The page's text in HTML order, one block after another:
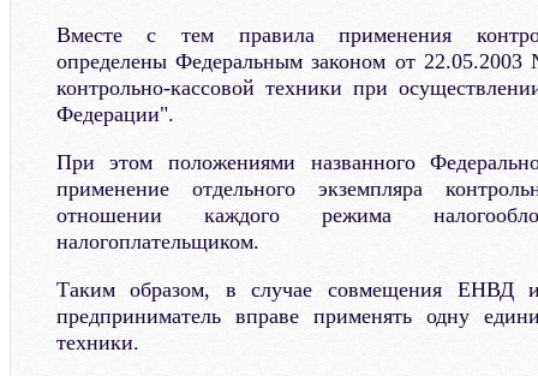
Вместе с тем правила применения
определены Федеральным законом от
контрольно-кассовой техники при
Федерации".
При этом положениями названного
применение отдельного экземпляра
отношении каждого режима
налогоплательщиком.
Таким образом, в случае совмещения ЕНВД
предприниматель вправе применять одну
техники.